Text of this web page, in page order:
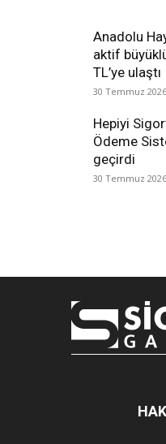
Anadolu
aktif
TL’ye ulaştı
30 Temmuz 2026
Hepiyi
Ödeme
geçirdi
30 Temmuz 2026